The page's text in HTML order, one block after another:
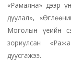
«Рамаяна» дээр
дуулал»,
Моголын үеийн
зориулсан
дуусгажээ.